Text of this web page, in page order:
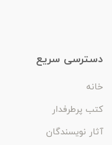
دسترسی سریع
خانه
کتب پرطرفدار
آثار نویسندگان